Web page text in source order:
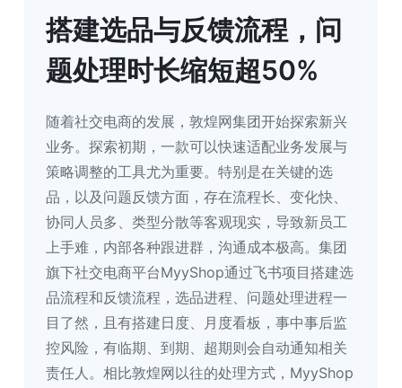
搭建选品与反馈流程，问
题处理时长缩短超50%
随着社交电商的发展，敦煌网集团开始探索新兴
业务。探索初期，一款可以快速适配业务发展与
策略调整的工具尤为重要。特别是在关键的选
品，以及问题反馈方面，存在流程长、变化快、
协同人员多、类型分散等客观现实，导致新员工
上手难，内部各种跟进群，沟通成本极高。集团
旗下社交电商平台MyyShop通过飞书项目搭建选
品流程和反馈流程，选品进程、问题处理进程一
目了然，且有搭建日度、月度看板，事中事后监
控风险，有临期、到期、超期则会自动通知相关
责任人。相比敦煌网以往的处理方式，MyyShop